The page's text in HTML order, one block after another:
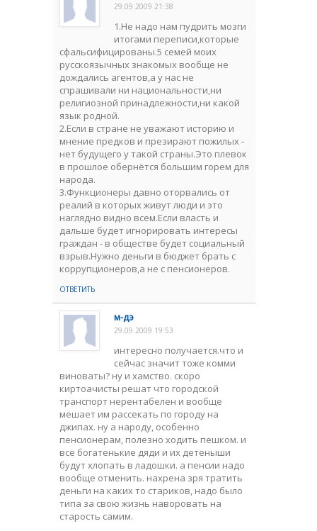
29.09.2009 21:38
1.Не надо нам пудрить мозги
итогами переписи,которые
сфальсифицированы.5 семей моих
русскоязычных знакомых вообще не
дождались агентов,а у нас не
спрашивали ни национальности,ни
религиозной принадлежности,ни какой
язык родной.
2.Если в стране не уважают историю и
мнение предков и презирают пожилых -
нет будущего у такой страны.Это плевок
в прошлое обернётся большим горем для
народа.
3.Функционеры давно оторвались от
реалий в которых живут люди и это
наглядно видно всем.Если власть и
дальше будет игнорировать интересы
граждан - в обществе будет социальный
взрыв.Нужно деньги в бюджет брать с
коррупционеров,а не с пенсионеров.
ОТВЕТИТЬ
м-дэ
29.09.2009 19:53
интересно получается.что и
сейчас значит тоже комми
виноваты? ну и хамство. скоро
киртоачисты решат что городской
транспорт нерентабелен и вообще
мешает им рассекать по городу на
джипах. ну а народу, особенно
пенсионерам, полезно ходить пешком. и
все богатенькие дяди и их детеныши
будут хлопать в ладошки. а пенсии надо
вообще отменить. нахрена зря тратить
деньги на каких то стариков, надо было
типа за свою жизнь наворовать на
старость самим.